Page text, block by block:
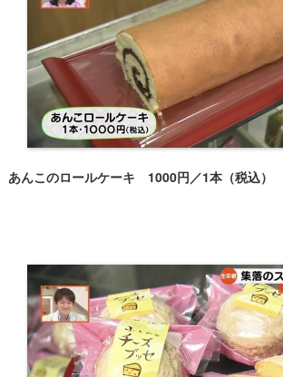
あんこのロールケーキ 1000円／1本（税込）